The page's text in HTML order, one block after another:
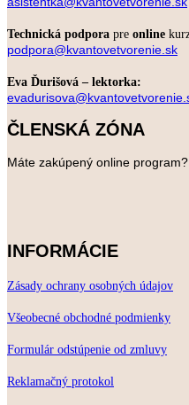
Technická podpora pre online
podpora@kvantovetvorenie.sk
Eva Ďurišová – lektorka:
ČLENSKÁ ZÓNA
Máte zakúpený online program?
INFORMÁCIE
Zásady ochrany osobných údajov
Všeobecné obchodné podmienky
Formulár odstúpenie od zmluvy
Reklamačný protokol